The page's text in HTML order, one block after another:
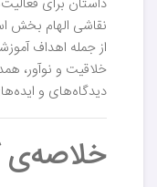
داستان برای
نقاشی الهام بخش
از جمله اهداف
خلاقیت و نوآور،
دیدگاه‌های و
خلاصه‌ی